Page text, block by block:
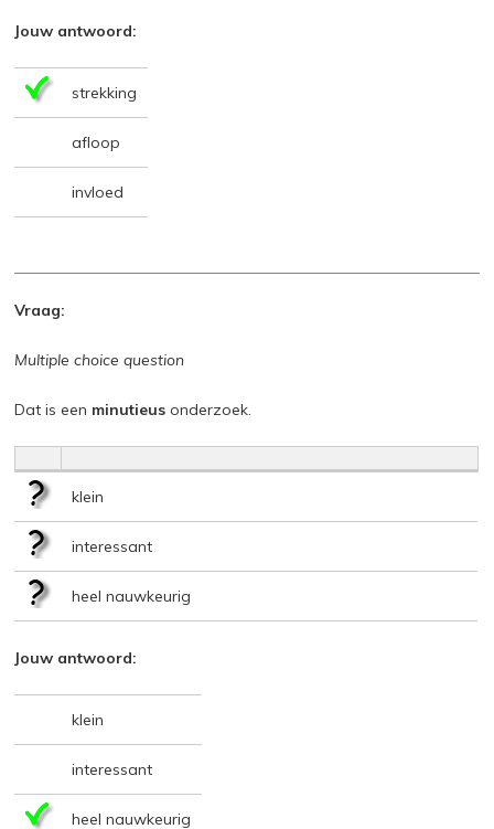
Jouw antwoord:
strekking
afloop
invloed
Vraag:
Multiple choice question
Dat is een minutieus onderzoek.
klein
interessant
heel nauwkeurig
Jouw antwoord:
klein
interessant
heel nauwkeurig